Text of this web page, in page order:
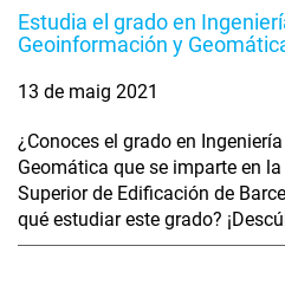
Estudia el grado en
Geoinformación y
13 de maig 2021
¿Conoces el grado en
Geomática que se imparte en
Superior de Edificación de
qué estudiar este grado?